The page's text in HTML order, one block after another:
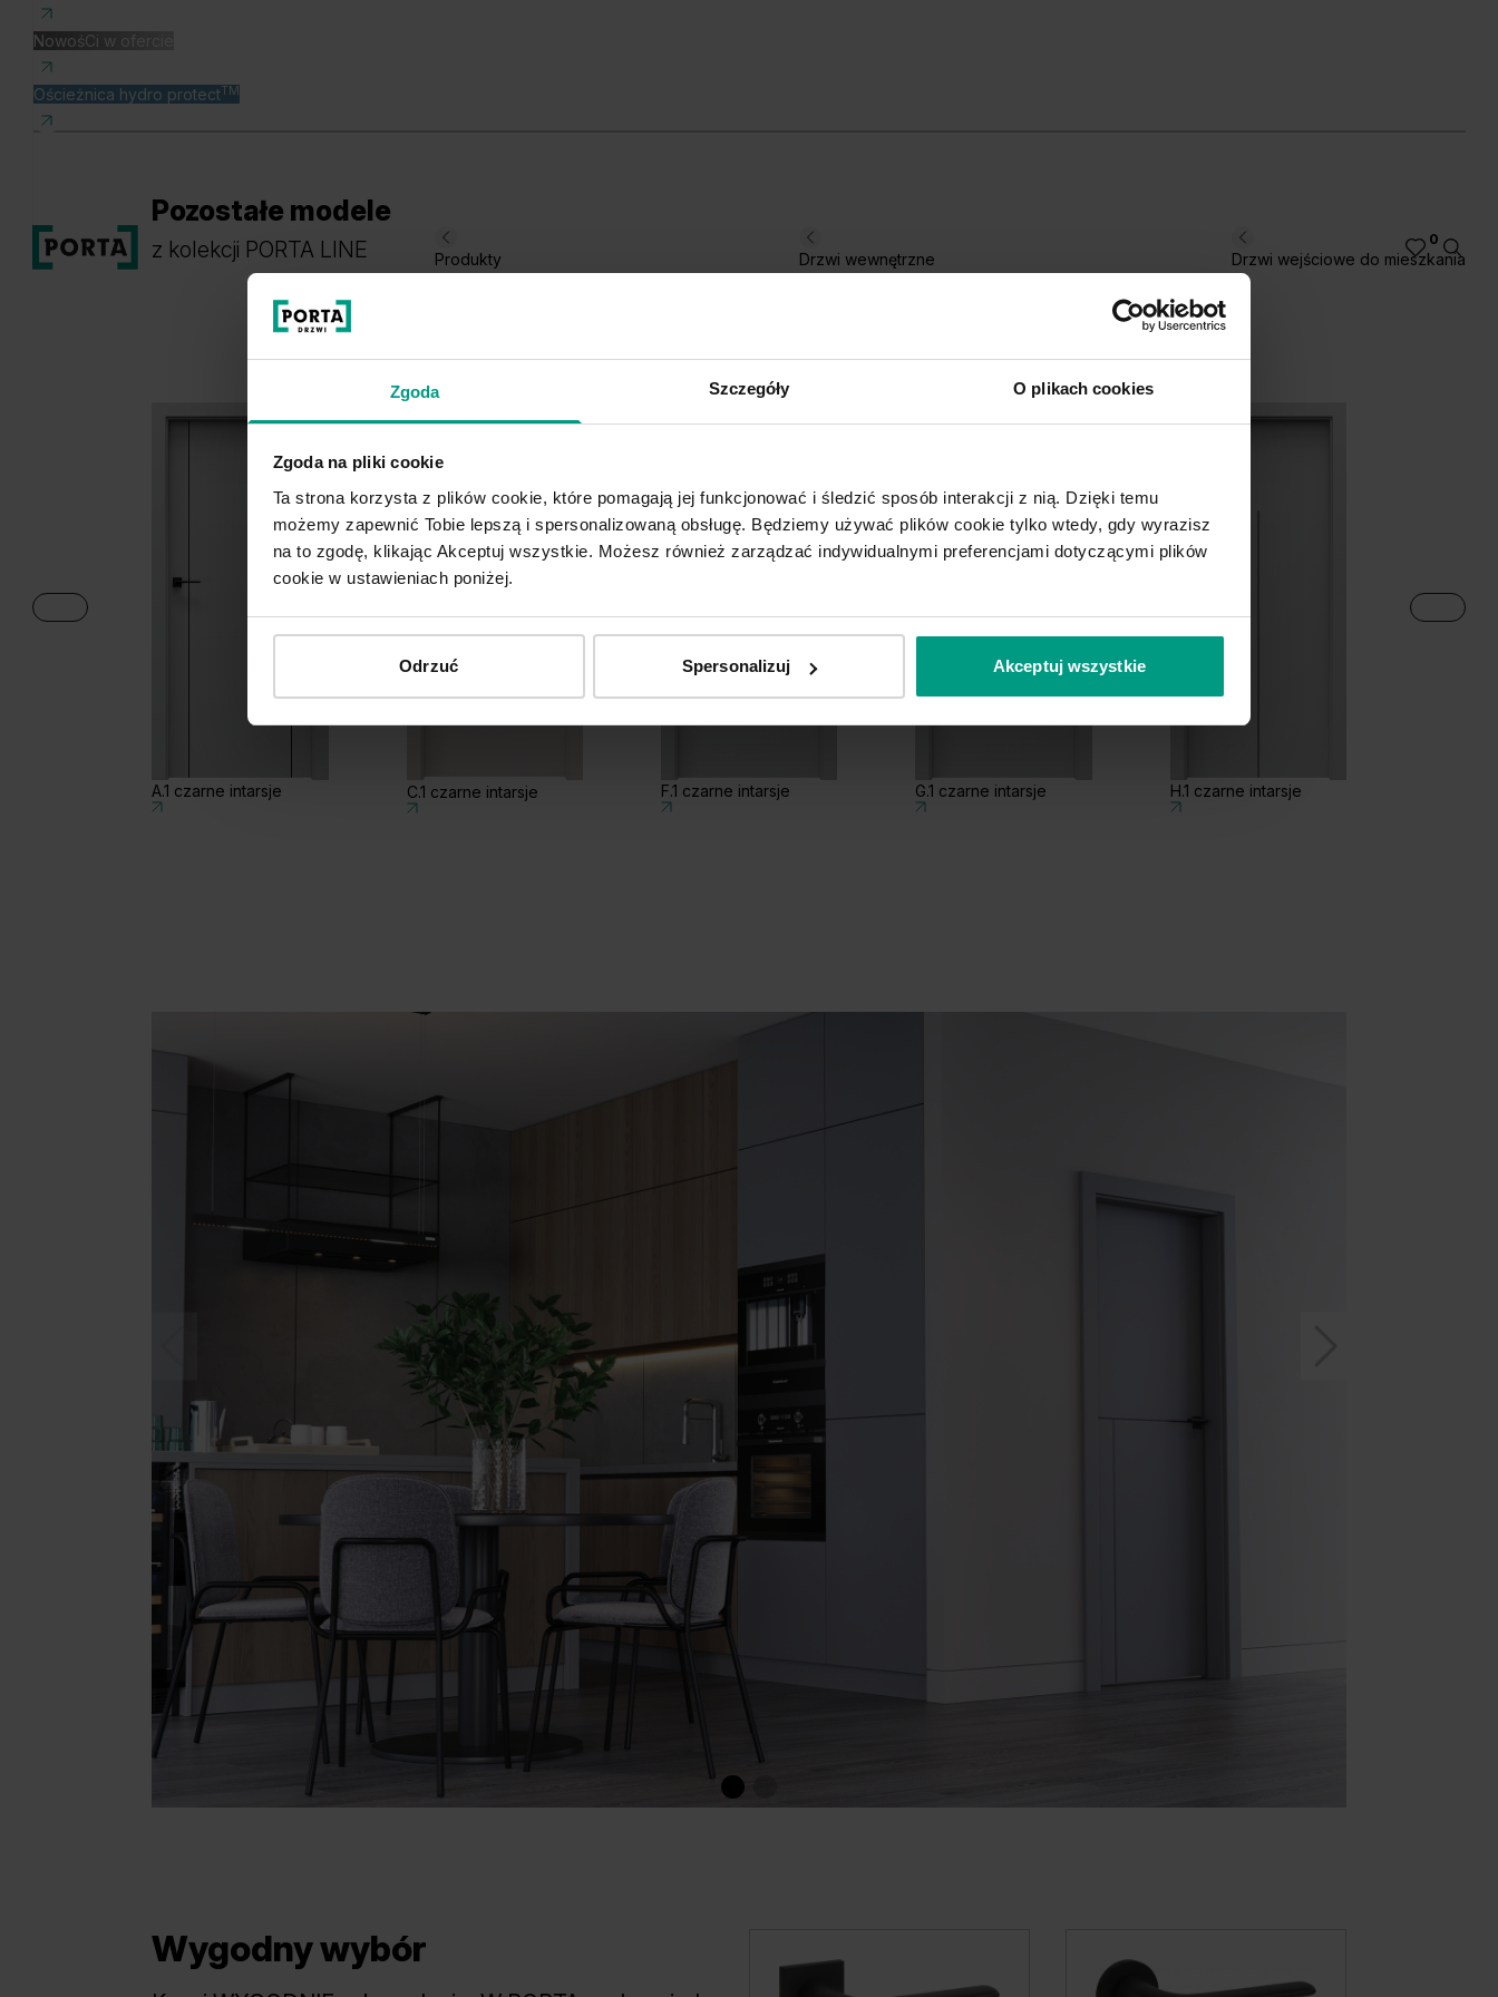
Zgoda Szczegóły O plikach cookies
Zgoda na pliki cookie
Ta strona korzysta z plików cookie, które pomagają jej funkcjonować i śledzić sposób interakcji z nią. Dzięki temu
możemy zapewnić Tobie lepszą i spersonalizowaną obsługę. Będziemy używać plików cookie tylko wtedy, gdy wyrazisz
na to zgodę, klikając Akceptuj wszystkie. Możesz również zarządzać indywidualnymi preferencjami dotyczącymi plików
cookie w ustawieniach poniżej.
Odrzuć Spersonalizuj Akceptuj wszystkie
NowośCi w ofercie
Ościeżnica hydro protectTM
Produkty Drzwi wewnętrzne Drzwi wejściowe do mieszkania
0
Pozostałe modele
z kolekcji PORTA LINE
A.1 czarne intarsje C.1 czarne intarsje F.1 czarne intarsje G.1 czarne intarsje H.1 czarne intarsje
Wygodny wybór